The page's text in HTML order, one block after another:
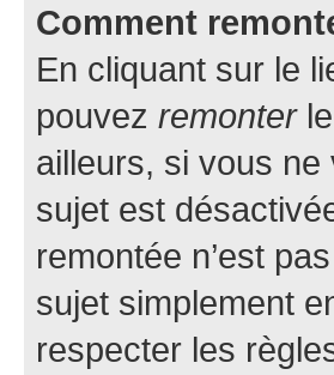
Comment
En cliquant sur le
pouvez remonterle
ailleurs, si vous
sujet est
remontée n’est
sujet simplement
respecter les